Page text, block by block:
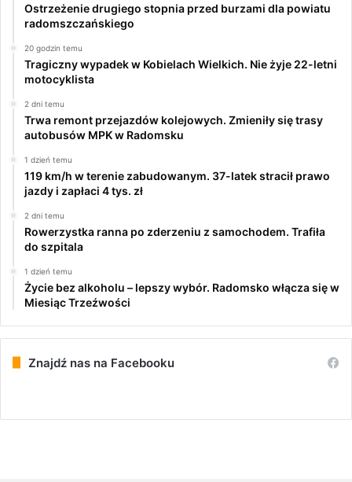
Ostrzeżenie drugiego stopnia przed burzami dla powiatu
radomszczańskiego
20 godzin temu
Tragiczny wypadek w Kobielach Wielkich. Nie żyje 22-letni
motocyklista
2 dni temu
Trwa remont przejazdów kolejowych. Zmieniły się trasy
autobusów MPK w Radomsku
1 dzień temu
119 km/h w terenie zabudowanym. 37-latek stracił prawo
jazdy i zapłaci 4 tys. zł
2 dni temu
Rowerzystka ranna po zderzeniu z samochodem. Trafiła
do szpitala
1 dzień temu
Życie bez alkoholu – lepszy wybór. Radomsko włącza się w
Miesiąc Trzeźwości
Znajdź nas na Facebooku